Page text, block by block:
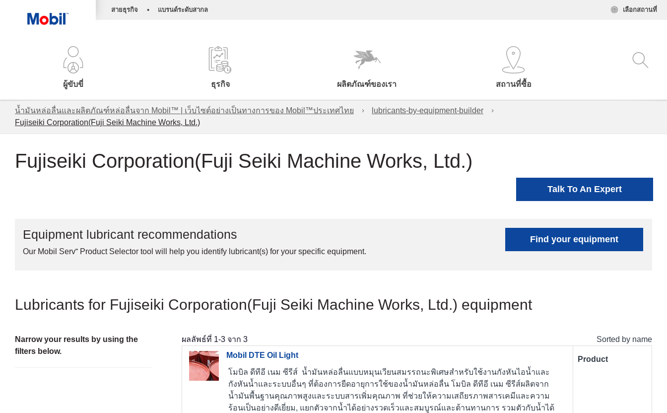
สายธุรกิจ • แบรนด์ระดับสากล เลือกสถานที่
ผู้ขับขี่ ธุรกิจ ผลิตภัณฑ์ของเรา สถานที่ซื้อ
น้ำมันหล่อลื่นและผลิตภัณฑ์หล่อลื่นจาก Mobil™ | เว็บไซต์อย่างเป็นทางการของ Mobil™ประเทศไทย
lubricants-by-equipment-builder
Fujiseiki Corporation(Fuji Seiki Machine Works, Ltd.)
Fujiseiki Corporation(Fuji Seiki Machine Works, Ltd.)
Talk To An Expert
Equipment lubricant recommendations
Our Mobil Serv℠ Product Selector tool will help you identify lubricant(s) for your specific equipment.
Find your equipment
Lubricants for Fujiseiki Corporation(Fuji Seiki Machine Works, Ltd.) equipment
Narrow your results by using the
filters below.
ผลลัพธ์ที่ 1-3 จาก 3
Sorted by name
Mobil DTE Oil Light
โมบิล ดีทีอี เนม ซีรีส์ น้ำมันหล่อลื่นแบบหมุนเวียนสมรรถนะพิเศษสำหรับใช้งานกังหันไอน้ำและ
กังหันน้ำและระบบอื่นๆ ที่ต้องการยืดอายุการใช้ของน้ำมันหล่อลื่น โมบิล ดีทีอี เนม ซีรีส์ผลิตจาก
น้ำมันพื้นฐานคุณภาพสูงและระบบสารเพิ่มคุณภาพ ที่ช่วยให้ความเสถียรภาพสารเคมีและความ
ร้อนเป็นอย่างดีเยี่ยม, แยกตัวจากน้ำได้อย่างรวดเร็วและสมบูรณ์และต้านทานการ รวมตัวกับน้ำได้
Product